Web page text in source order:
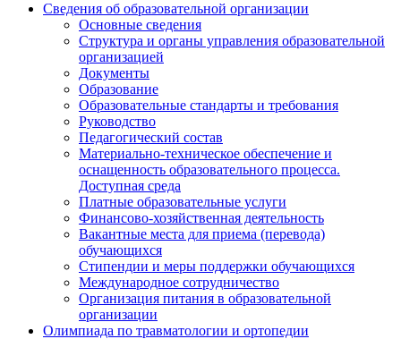
Сведения об образовательной организации
Основные сведения
Структура и органы управления образовательной
организацией
Документы
Образование
Образовательные стандарты и требования
Руководство
Педагогический состав
Материально-техническое обеспечение и
оснащенность образовательного процесса.
Доступная среда
Платные образовательные услуги
Финансово-хозяйственная деятельность
Вакантные места для приема (перевода)
обучающихся
Стипендии и меры поддержки обучающихся
Международное сотрудничество
Организация питания в образовательной
организации
Олимпиада по травматологии и ортопедии